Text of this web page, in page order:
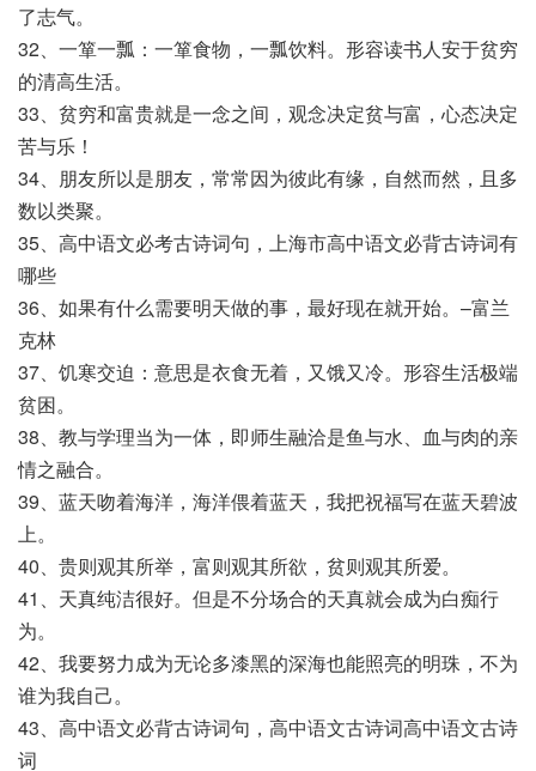
了志气。
32、一箪一瓢：一箪食物，一瓢饮料。形容读书人安于贫穷
的清高生活。
33、贫穷和富贵就是一念之间，观念决定贫与富，心态决定
苦与乐！
34、朋友所以是朋友，常常因为彼此有缘，自然而然，且多
数以类聚。
35、高中语文必考古诗词句，上海市高中语文必背古诗词有
哪些
36、如果有什么需要明天做的事，最好现在就开始。–富兰
克林
37、饥寒交迫：意思是衣食无着，又饿又冷。形容生活极端
贫困。
38、教与学理当为一体，即师生融洽是鱼与水、血与肉的亲
情之融合。
39、蓝天吻着海洋，海洋偎着蓝天，我把祝福写在蓝天碧波
上。
40、贵则观其所举，富则观其所欲，贫则观其所爱。
41、天真纯洁很好。但是不分场合的天真就会成为白痴行
为。
42、我要努力成为无论多漆黑的深海也能照亮的明珠，不为
谁为我自己。
43、高中语文必背古诗词句，高中语文古诗词高中语文古诗
词